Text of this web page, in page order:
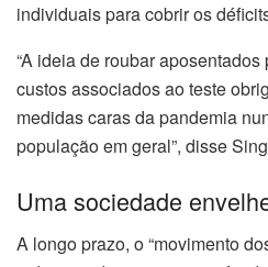
individuais para cobrir os
“A ideia de roubar
custos associados ao teste
medidas caras da pandemia
população em geral”, disse
Uma sociedade
A longo prazo, o “movimento